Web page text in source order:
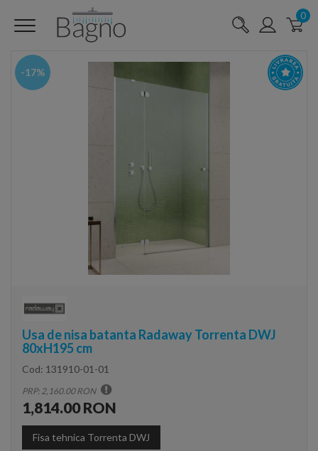
0
-17%
Usa de nisa batanta Radaway Torrenta DWJ
80xH195 cm
Cod: 131910-01-01
PRP: 2,160.00 RON
1,814.00 RON
Fisa tehnica Torrenta DWJ